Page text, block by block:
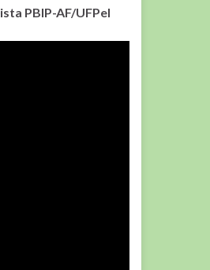
PBIP-AF/UFPel